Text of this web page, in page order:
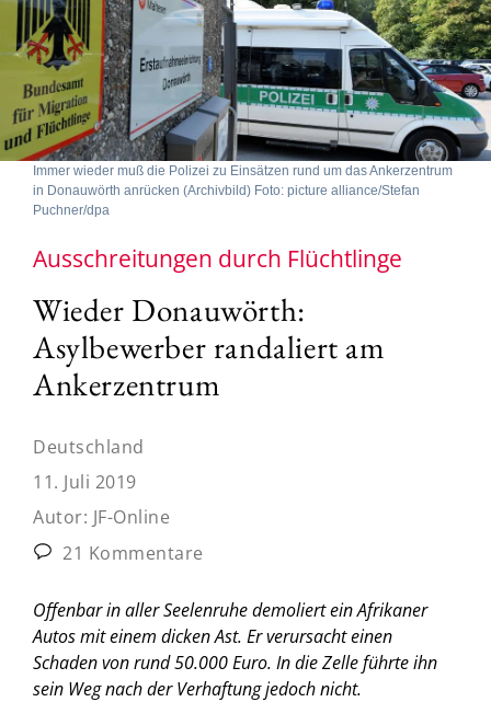
Immer wieder muß die Polizei zu Einsätzen rund um das Ankerzentrum
in Donauwörth anrücken (Archivbild) Foto: picture alliance/Stefan
Puchner/dpa
Ausschreitungen durch Flüchtlinge
Wieder Donauwörth:
Asylbewerber randaliert am
Ankerzentrum
Deutschland
11. Juli 2019
Autor: JF-Online
21 Kommentare
Offenbar in aller Seelenruhe demoliert ein Afrikaner
Autos mit einem dicken Ast. Er verursacht einen
Schaden von rund 50.000 Euro. In die Zelle führte ihn
sein Weg nach der Verhaftung jedoch nicht.